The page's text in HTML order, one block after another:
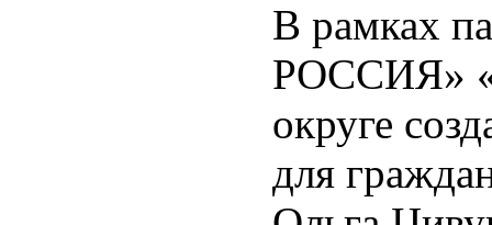
В рамках
РОССИЯ»
округе
для